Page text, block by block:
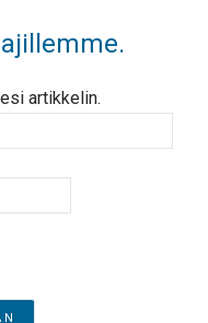
artikkelin.